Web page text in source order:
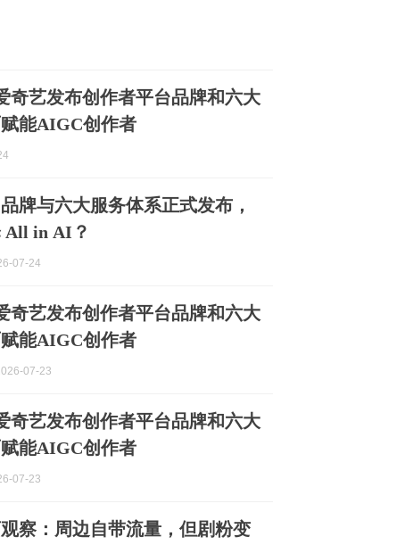
奇艺发布创作者平台品牌和六大
能AIGC创作者
牌与六大服务体系正式发布，
All in AI？
07-24
奇艺发布创作者平台品牌和六大
能AIGC创作者
07-23
奇艺发布创作者平台品牌和六大
能AIGC创作者
07-23
察：周边自带流量，但剧粉变